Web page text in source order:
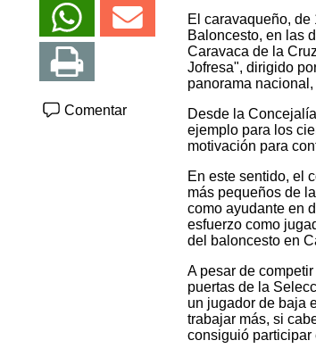
Comentar
El caravaqueño,
Baloncesto, en las
Caravaca de la
Jofresa", dirigido
panorama
Desde la
ejemplo para los
motivación para
En este sentido, el
más pequeños de
como ayudante en
esfuerzo como
del baloncesto en
A pesar de
puertas de la
un jugador de baja
trabajar más, si
consiguió participar